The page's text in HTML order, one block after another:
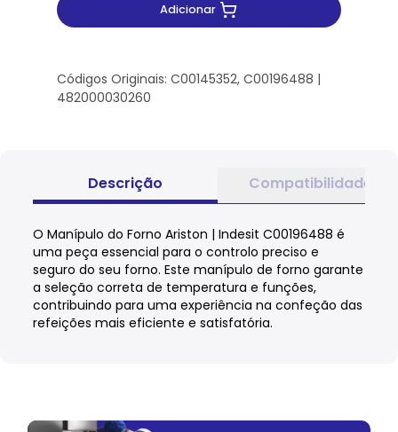
Adicionar
Códigos Originais: C00145352, C00196488 |
482000030260
Descrição Compatibilidade
O Manípulo do Forno Ariston | Indesit C00196488 é
uma peça essencial para o controlo preciso e
seguro do seu forno. Este manípulo de forno garante
a seleção correta de temperatura e funções,
contribuindo para uma experiência na confeção das
refeições mais eficiente e satisfatória.